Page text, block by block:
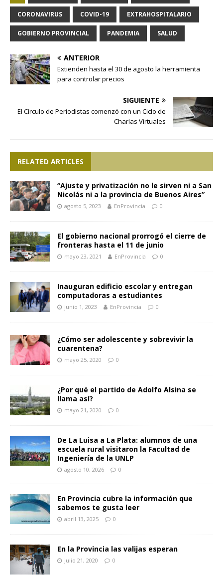
CORONAVIRUS COVID-19 EXTRAHOSPITALARIO
GOBIERNO PROVINCIAL PANDEMIA SALUD
ANTERIOR
Extienden hasta el 30 de agosto la herramienta
para controlar precios
SIGUIENTE
El Círculo de Periodistas comenzó con un Ciclo de
Charlas Virtuales
RELATED ARTICLES
“Ajuste y privatización no le sirven ni a San
Nicolás ni a la provincia de Buenos Aires”
agosto 5, 2023 EnProvincia 0
El gobierno nacional prorrogó el cierre de
fronteras hasta el 11 de junio
mayo 23, 2021 EnProvincia 0
Inauguran edificio escolar y entregan
computadoras a estudiantes
junio 1, 2023 EnProvincia 0
¿Cómo ser adolescente y sobrevivir la
cuarentena?
mayo 25, 2020 0
¿Por qué el partido de Adolfo Alsina se
llama así?
mayo 21, 2020 0
De La Luisa a La Plata: alumnos de una
escuela rural visitaron la Facultad de
Ingeniería de la UNLP
agosto 10, 2026 0
En Provincia cubre la información que
sabemos te gusta leer
abril 13, 2025 0
En la Provincia las valijas esperan
julio 21, 2020 0